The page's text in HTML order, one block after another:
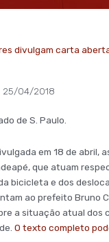
divulgam carta
25/04/2018
de S. Paulo.
em 18 de abril,
que atuam
bicicleta e dos
ao prefeito Bruno
a situação atual dos
O texto completo